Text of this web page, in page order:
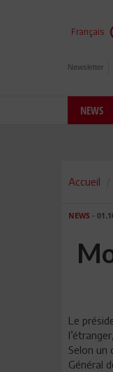
Français
Newsletter
NEWS
Accueil
NEWS -
Le
Selon un
Général